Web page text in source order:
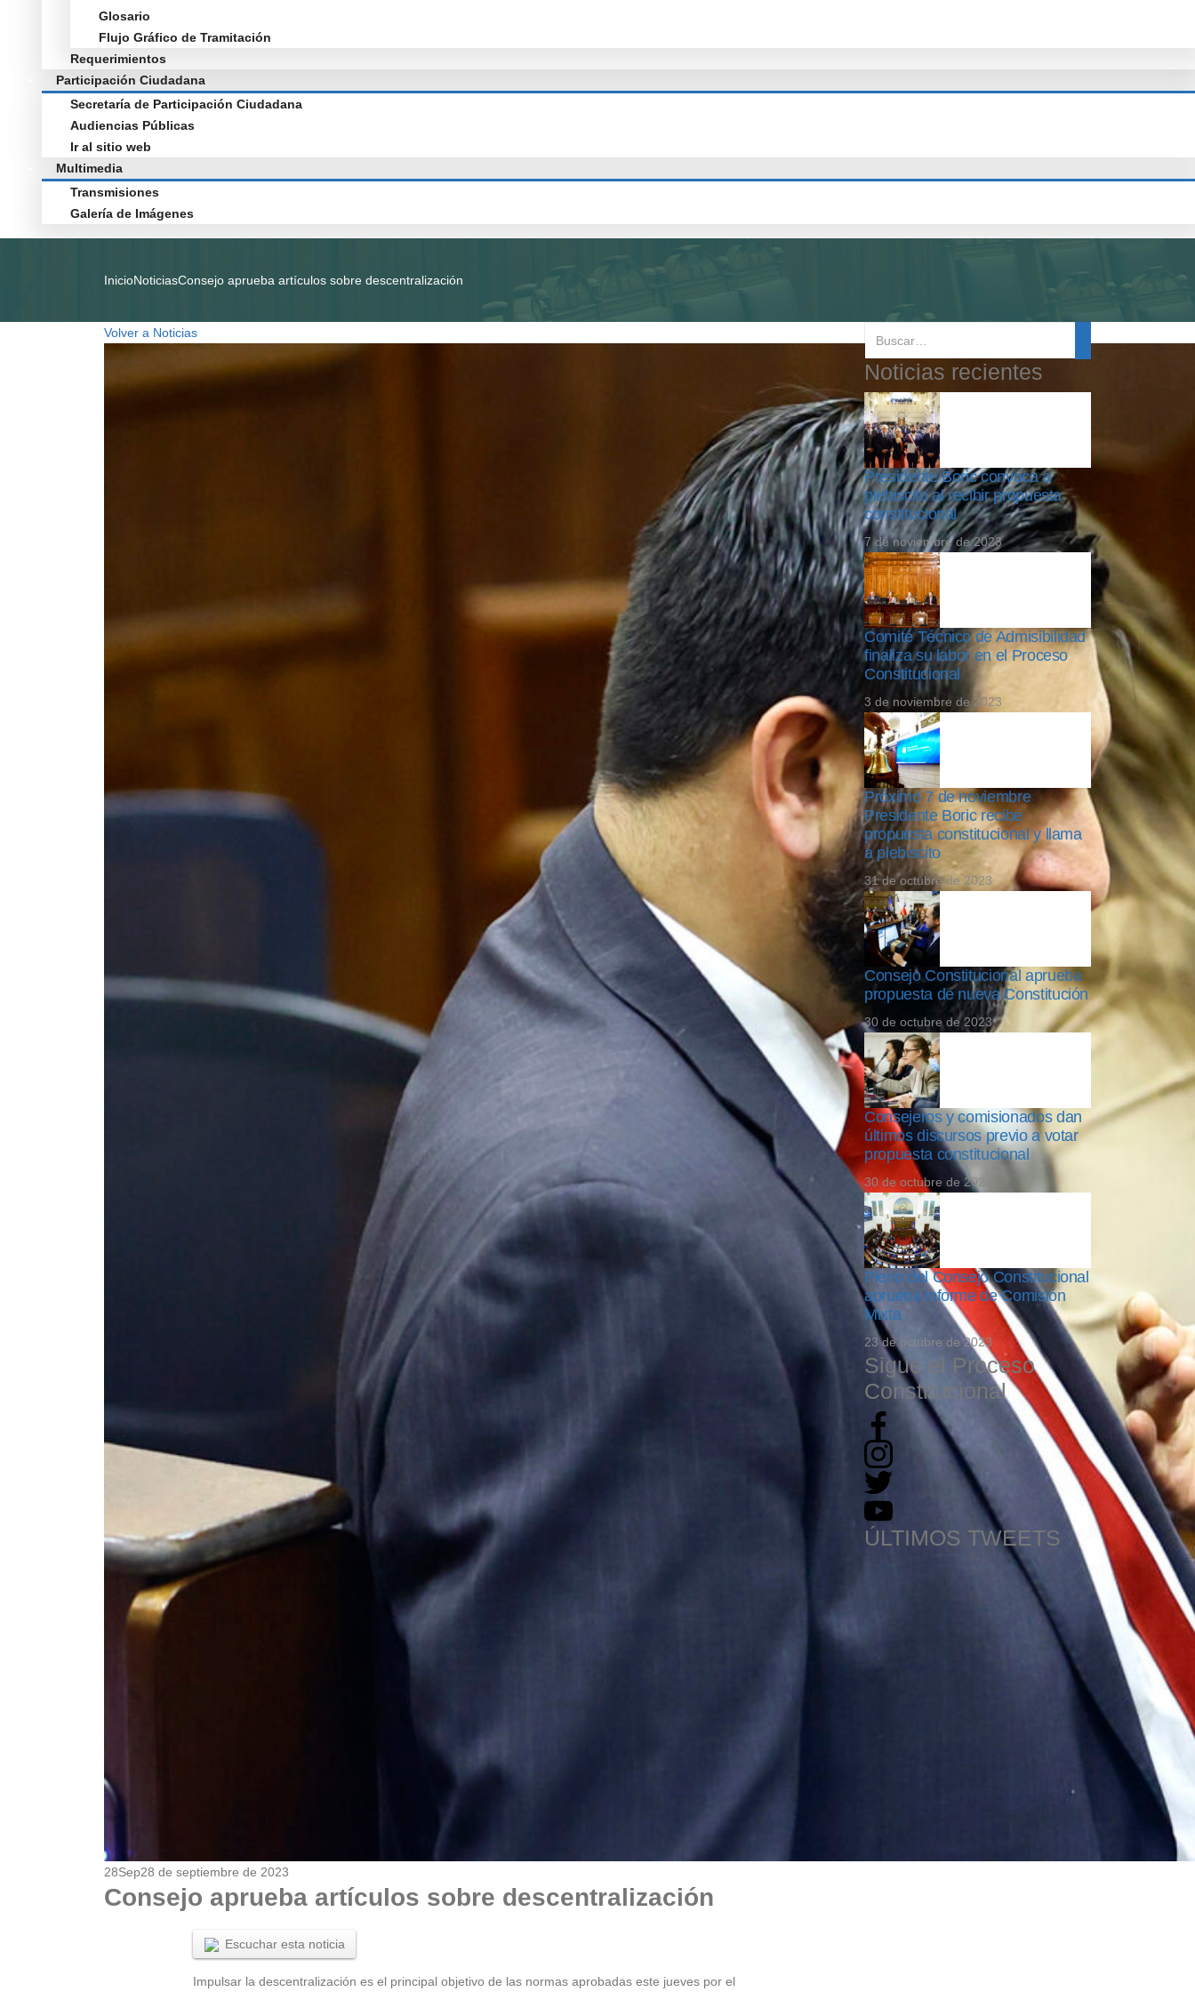
Glosario
Flujo Gráfico de Tramitación
Requerimientos
Participación Ciudadana
Secretaría de Participación Ciudadana
Audiencias Públicas
Ir al sitio web
Multimedia
Transmisiones
Galería de Imágenes
InicioNoticiasConsejo aprueba artículos sobre descentralización
Volver a Noticias
28Sep28 de septiembre de 2023
Consejo aprueba artículos sobre descentralización
Escuchar esta noticia
Impulsar la descentralización es el principal objetivo de las normas aprobadas este jueves por el
Noticias recientes
Presidente Boric convoca a
plebiscito al recibir propuesta
constitucional
7 de noviembre de 2023
Comité Técnico de Admisibilidad
finaliza su labor en el Proceso
Constitucional
3 de noviembre de 2023
Próximo 7 de noviembre
Presidente Boric recibe
propuesta constitucional y llama
a plebiscito
31 de octubre de 2023
Consejo Constitucional aprueba
propuesta de nueva Constitución
30 de octubre de 2023
Consejeros y comisionados dan
últimos discursos previo a votar
propuesta constitucional
30 de octubre de 2023
Pleno del Consejo Constitucional
aprueba informe de Comisión
Mixta
23 de octubre de 2023
Sigue el Proceso
Constitucional
ÚLTIMOS TWEETS